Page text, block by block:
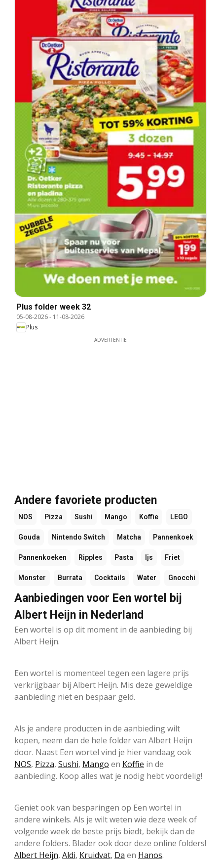
Plus folder week 32
05-08-2026- 11-08-2026
Plus
ADVERTENTIE
Andere favoriete producten
NOS Pizza Sushi Mango Koffie LEGO
Gouda Nintendo Switch Matcha Pannenkoek
Pannenkoeken Ripples Pasta Ijs Friet
Monster Burrata Cocktails Water Gnocchi
Aanbiedingen voor Een wortel bij
Albert Heijn in Nederland
Een wortel is op dit moment in de aanbieding bij
Albert Heijn.
Een wortel is momenteel tegen een lagere prijs
verkrijgbaar bij Albert Heijn. Mis deze geweldige
aanbieding niet en bespaar geld.
Als je andere producten in de aanbieding wilt
kopen, neem dan de hele folder van Albert Heijn
door. Naast Een wortel vind je hier vandaag ook
NOS, Pizza, Sushi, Mango en Koffie in de
aanbieding. Koop alles wat je nodig hebt voordelig!
Geniet ook van besparingen op Een wortel in
andere winkels. Als je wilt weten wie deze week of
volgende week de beste prijs biedt, bekijk dan de
andere folders. Blader ook door deze online folders!
Albert Heijn, Aldi, Kruidvat, Da en Hanos.